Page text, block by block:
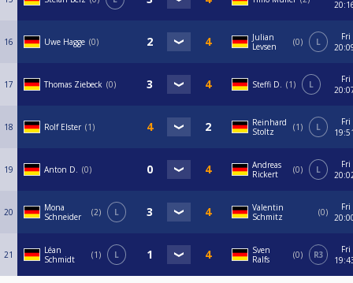
16 Uwe Hagge 0
Julian
Levsen
0 L
Fri
17 Thomas Ziebeck 0 Steffi D. 1 L
Fri
18 Rolf Elster 1
Reinhard
Stoltz
1 L
Fri
19 Anton D. 0
Andreas
Rickert
0 L
Fri
20
Mona
Schneider
2 L
Valentin
Schmitz
0
Fri
21
Léan
Schmidt
1 L
Sven
Ralfs
0 R3
Fri